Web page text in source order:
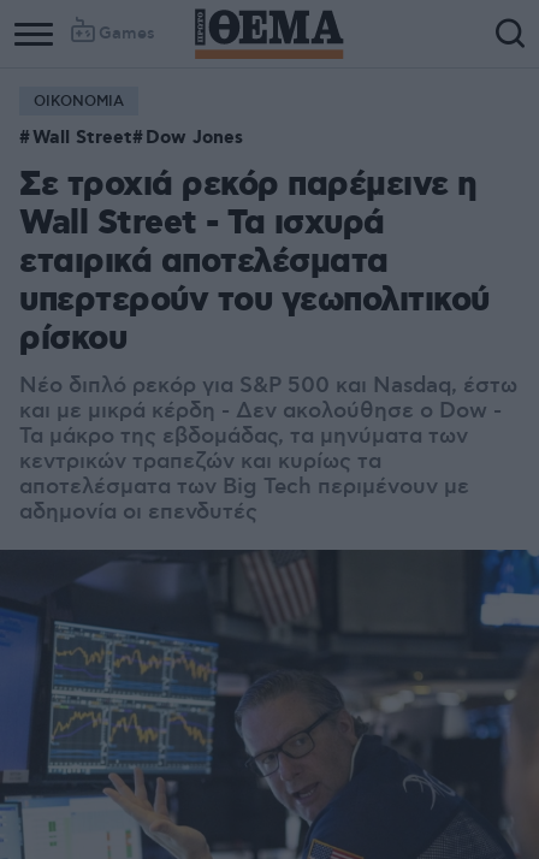
Games
ΟΙΚΟΝΟΜΙΑ
Wall Street Dow Jones
Σε τροχιά ρεκόρ παρέμεινε η
Wall Street - Τα ισχυρά
εταιρικά αποτελέσματα
υπερτερούν του γεωπολιτικού
ρίσκου
Νέο διπλό ρεκόρ για S&P 500 και Nasdaq, έστω
και με μικρά κέρδη - Δεν ακολούθησε ο Dow -
Τα μάκρο της εβδομάδας, τα μηνύματα των
κεντρικών τραπεζών και κυρίως τα
αποτελέσματα των Big Tech περιμένουν με
αδημονία οι επενδυτές